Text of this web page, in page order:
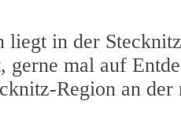
liegt in der
gerne mal auf
Region an